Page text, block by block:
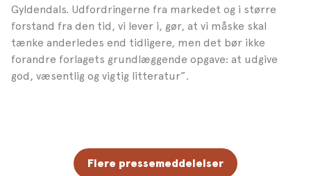
Gyldendals. Udfordringerne fra markedet og i større
forstand fra den tid, vi lever i, gør, at vi måske skal
tænke anderledes end tidligere, men det bør ikke
forandre forlagets grundlæggende opgave: at udgive
god, væsentlig og vigtig litteratur”.
Flere pressemeddelelser